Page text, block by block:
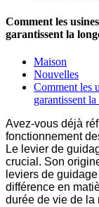
Comment les
garantissent la
Maison
Nouvelles
Comment les
garantissent
Avez-vous déjà
fonctionnement
Le levier de
crucial. Son
leviers de
différence en
durée de vie de la